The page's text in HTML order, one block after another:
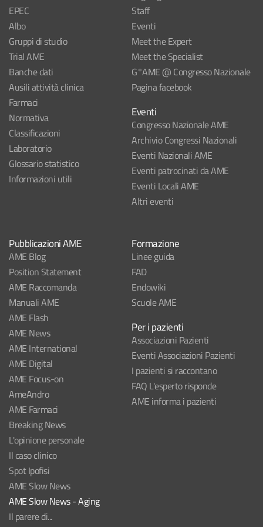
EPEC
Albo
Gruppi di studio
Trial AME
Banche dati
Ausili attività clinica
Farmaci
Normativa
Classificazioni
Laboratorio
Glossario statistico
Informazioni utili
Staff
Eventi
Meet the Expert
Meet the Specialist
G°AME @ Congresso Nazionale
Pagina facebook
Eventi
Congresso Nazionale AME
Archivio Congressi Nazionali
Eventi Nazionali AME
Eventi patrocinati da AME
Eventi Locali AME
Altri eventi
Pubblicazioni AME
AME Blog
Position Statement
AME Raccomanda
Manuali AME
AME Flash
AME News
AME International
AME Digital
AME Focus-on
AmeAndro
AME Farmaci
Breaking News
L'opinione personale
Il caso clinico
Spot Ipofisi
AME Slow News
AME Slow News - Aging
Il parere di...
Formazione
Linee guida
FAD
Endowiki
Scuole AME
Per i pazienti
Associazioni Pazienti
Eventi Associazioni Pazienti
I pazienti si raccontano
FAQ L'esperto risponde
AME informa i pazienti